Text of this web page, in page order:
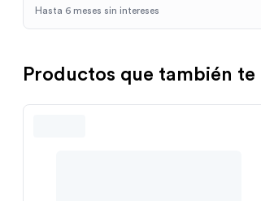
Hasta 6 meses sin intereses
Productos que también